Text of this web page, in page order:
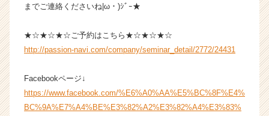
r）
までご連絡くださいね|ω・)ｼﾞｰ★
★☆★☆★☆ご予約はこちら★☆★☆★☆
http://passion-navi.com/company/seminar_detail/2772/24431
Facebookページ↓
https://www.facebook.com/%E6%A0%AA%E5%BC%8F%E4%
BC%9A%E7%A4%BE%E3%82%A2%E3%82%A4%E3%83%